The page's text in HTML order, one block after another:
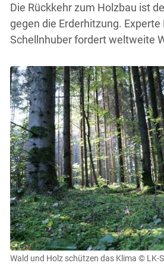
Die Rückkehr zum Holzbau ist
gegen die Erderhitzung.
Schellnhuber fordert weltweite
Wald und Holz schützen das Klima © LK-